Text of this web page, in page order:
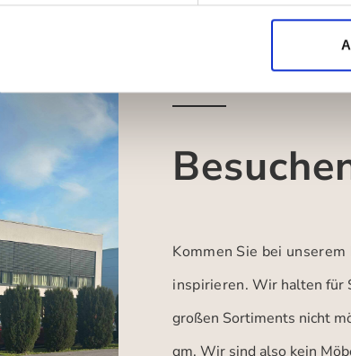
Kommen Sie bei unserem
inspirieren.Wir halten für
großen Sortiments nicht
qm. Wir sind also kein